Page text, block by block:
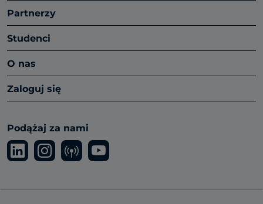
Partnerzy
Studenci
O nas
Zaloguj się
Podążaj za nami